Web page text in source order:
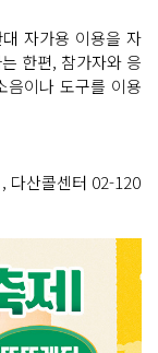
자가용 이용을 자
한편, 참가자와 응
음이나 도구를 이용
다산콜센터 02-120